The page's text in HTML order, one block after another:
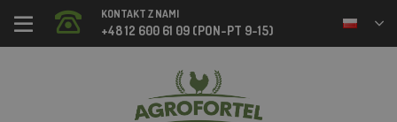
KONTAKT Z NAMI
+48 12 600 61 09 (PON-PT 9-15)